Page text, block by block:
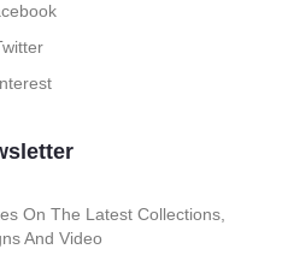
On The Latest Collections,
And Video